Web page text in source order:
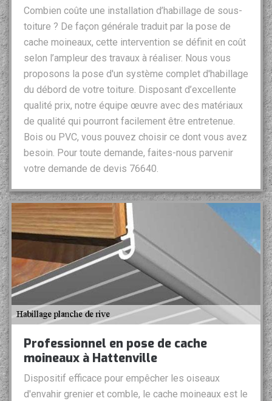
Combien coûte une installation d’habillage de sous-
toiture ? De façon générale traduit par la pose de
cache moineaux, cette intervention se définit en coût
selon l’ampleur des travaux à réaliser. Nous vous
proposons la pose d'un système complet d'habillage
du débord de votre toiture. Disposant d’excellente
qualité prix, notre équipe œuvre avec des matériaux
de qualité qui pourront facilement être entretenue.
Bois ou PVC, vous pouvez choisir ce dont vous avez
besoin. Pour toute demande, faites-nous parvenir
votre demande de devis 76640.
Professionnel en pose de cache
moineaux à Hattenville
Dispositif efficace pour empêcher les oiseaux
d'envahir grenier et comble, le cache moineaux est le